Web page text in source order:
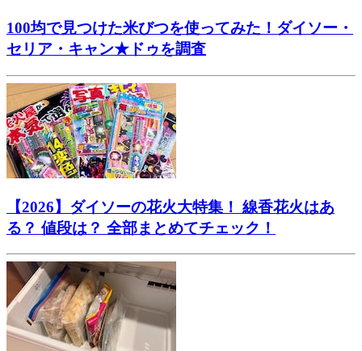
100均で見つけた米びつを使ってみた！ダイソー・
セリア・キャン★ドゥを調査
【2026】ダイソーの花火大特集！ 線香花火はあ
る？ 値段は？ 全部まとめてチェック！